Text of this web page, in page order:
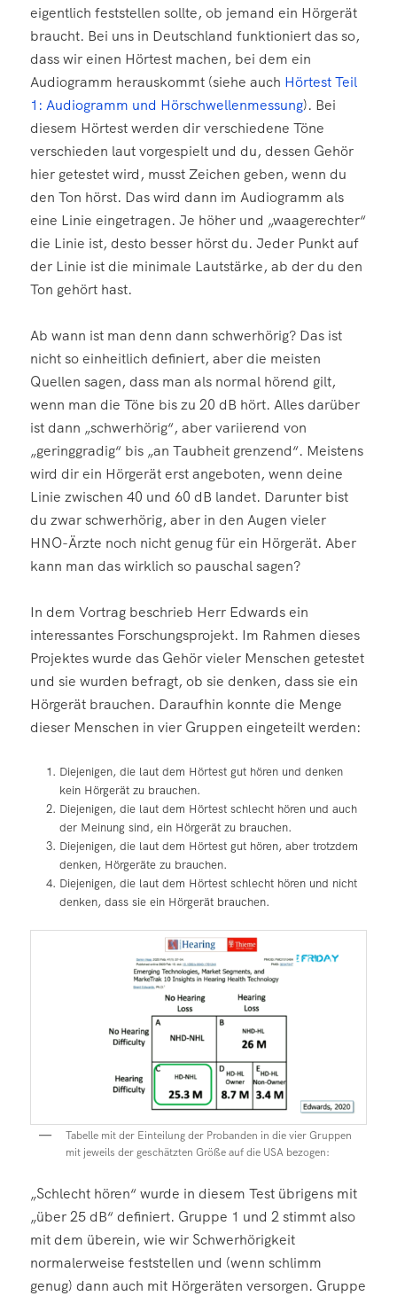
eigentlich feststellen sollte, ob jemand ein Hörgerät
braucht. Bei uns in Deutschland funktioniert das so,
dass wir einen Hörtest machen, bei dem ein
Audiogramm herauskommt (siehe auch Hörtest Teil
1: Audiogramm und Hörschwellenmessung). Bei
diesem Hörtest werden dir verschiedene Töne
verschieden laut vorgespielt und du, dessen Gehör
hier getestet wird, musst Zeichen geben, wenn du
den Ton hörst. Das wird dann im Audiogramm als
eine Linie eingetragen. Je höher und „waagerechter“
die Linie ist, desto besser hörst du. Jeder Punkt auf
der Linie ist die minimale Lautstärke, ab der du den
Ton gehört hast.
Ab wann ist man denn dann schwerhörig? Das ist
nicht so einheitlich definiert, aber die meisten
Quellen sagen, dass man als normal hörend gilt,
wenn man die Töne bis zu 20 dB hört. Alles darüber
ist dann „schwerhörig“, aber variierend von
„geringgradig“ bis „an Taubheit grenzend“. Meistens
wird dir ein Hörgerät erst angeboten, wenn deine
Linie zwischen 40 und 60 dB landet. Darunter bist
du zwar schwerhörig, aber in den Augen vieler
HNO-Ärzte noch nicht genug für ein Hörgerät. Aber
kann man das wirklich so pauschal sagen?
In dem Vortrag beschrieb Herr Edwards ein
interessantes Forschungsprojekt. Im Rahmen dieses
Projektes wurde das Gehör vieler Menschen getestet
und sie wurden befragt, ob sie denken, dass sie ein
Hörgerät brauchen. Daraufhin konnte die Menge
dieser Menschen in vier Gruppen eingeteilt werden:
Diejenigen, die laut dem Hörtest gut hören und denken
kein Hörgerät zu brauchen.
Diejenigen, die laut dem Hörtest schlecht hören und auch
der Meinung sind, ein Hörgerät zu brauchen.
Diejenigen, die laut dem Hörtest gut hören, aber trotzdem
denken, Hörgeräte zu brauchen.
Diejenigen, die laut dem Hörtest schlecht hören und nicht
denken, dass sie ein Hörgerät brauchen.
Tabelle mit der Einteilung der Probanden in die vier Gruppen
mit jeweils der geschätzten Größe auf die USA bezogen:
„Schlecht hören“ wurde in diesem Test übrigens mit
„über 25 dB“ definiert. Gruppe 1 und 2 stimmt also
mit dem überein, wie wir Schwerhörigkeit
normalerweise feststellen und (wenn schlimm
genug) dann auch mit Hörgeräten versorgen. Gruppe